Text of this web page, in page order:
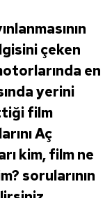
çeken
en
yerini
film
Aç
kim, film ne
sorularının